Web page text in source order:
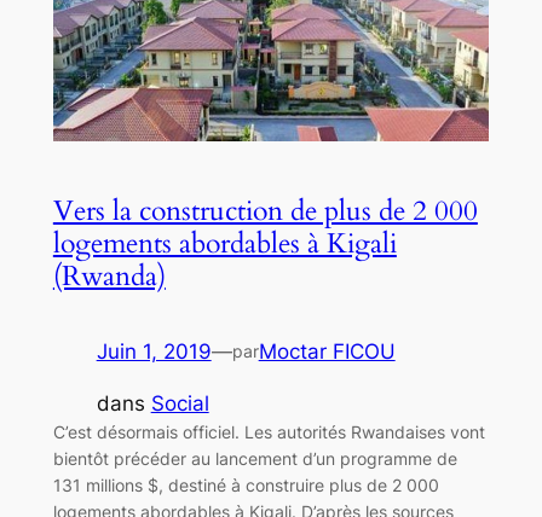
Vers la construction de plus de 2 000
logements abordables à Kigali
(Rwanda)
Juin 1, 2019—parMoctar FICOU
dans Social
C’est désormais officiel. Les autorités Rwandaises vont
bientôt précéder au lancement d’un programme de
131 millions $, destiné à construire plus de 2 000
logements abordables à Kigali. D’après les sources